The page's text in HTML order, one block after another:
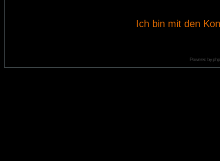
Ich bin mit den
Powered by